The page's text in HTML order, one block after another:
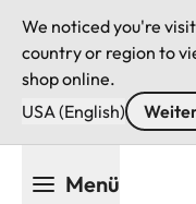
We noticed you're
country or region to
shop online.
USA (English)
Menü